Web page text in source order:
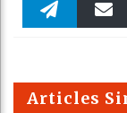
Faceboo Twitter
m
Articles